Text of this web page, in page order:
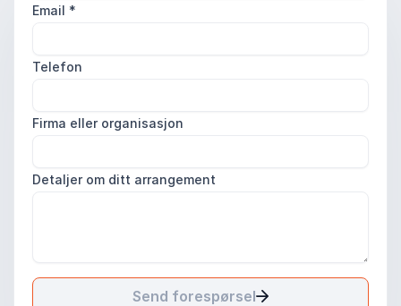
Email *
Telefon
Firma eller organisasjon
Detaljer om ditt arrangement
Send forespørsel